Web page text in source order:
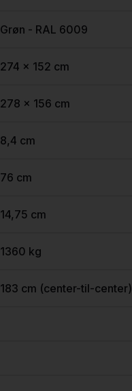
Grøn - RAL 6009
274 x 152 cm
278 x 156 cm
8,4 cm
76 cm
14,75 cm
1360 kg
183 cm (center-til-center)